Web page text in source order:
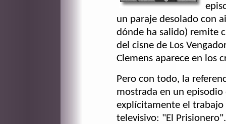
un paraje desolado con
dónde ha salido) remite
del cisne de Los
Clemens aparece en los
Pero con todo, la
mostrada en un
explícitamente el
televisivo: "El